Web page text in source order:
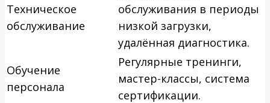
Техническое
обслуживание
обслуживания в периоды
низкой загрузки,
удалённая диагностика.
Обучение
персонала
Регулярные тренинги,
мастер-классы, система
сертификации.